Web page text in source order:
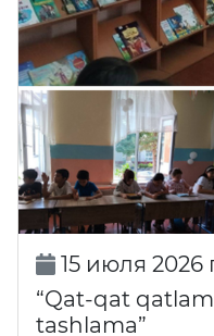
15 июля 2026
“Qat-qat
tashlama”